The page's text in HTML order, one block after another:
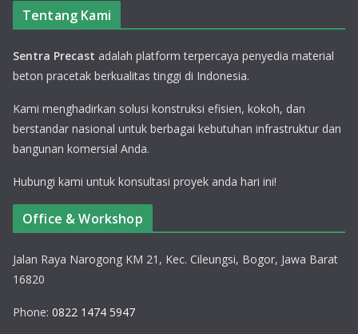
Tentang Kami
Sentra Precast adalah platform terpercaya penyedia material
beton pracetak berkualitas tinggi di Indonesia.
Kami menghadirkan solusi konstruksi efisien, kokoh, dan
berstandar nasional untuk berbagai kebutuhan infrastruktur dan
bangunan komersial Anda.
Hubungi kami untuk konsultasi proyek anda hari ini!
Office & Workshop
Jalan Raya Narogong KM 21, Kec. Cileungsi, Bogor, Jawa Barat
16820
Phone: 0822 1474 5947